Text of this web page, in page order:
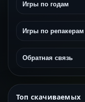
Игры по годам
Игры по репакерам
Обратная связь
Топ скачиваемых